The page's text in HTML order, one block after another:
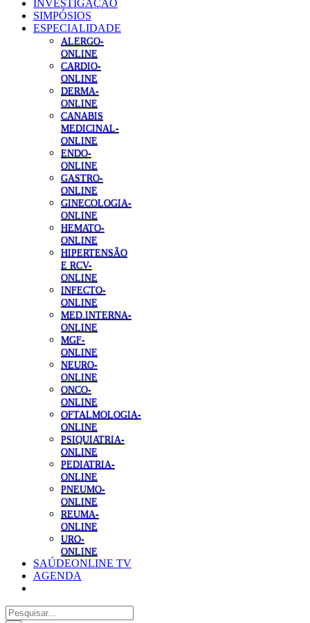
INVESTIGAÇÃO
SIMPÓSIOS
ESPECIALIDADE
ALERGO-
ONLINE
CARDIO-
ONLINE
DERMA-
ONLINE
CANABIS
MEDICINAL-
ONLINE
ENDO-
ONLINE
GASTRO-
ONLINE
GINECOLOGIA-
ONLINE
HEMATO-
ONLINE
HIPERTENSÃO
E RCV-
ONLINE
INFECTO-
ONLINE
MED.INTERNA-
ONLINE
MGF-
ONLINE
NEURO-
ONLINE
ONCO-
ONLINE
OFTALMOLOGIA-
ONLINE
PSIQUIATRIA-
ONLINE
PEDIATRIA-
ONLINE
PNEUMO-
ONLINE
REUMA-
ONLINE
URO-
ONLINE
SAÚDEONLINE TV
AGENDA
Pesquisar